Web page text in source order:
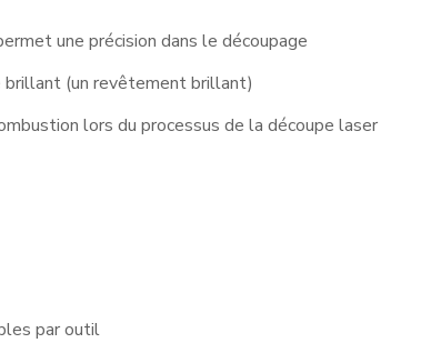
une précision dans le découpage
brillant (un revêtement brillant)
lors du processus de la découpe laser
par outil